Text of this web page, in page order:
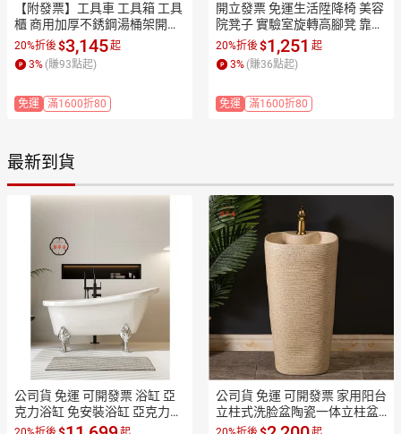
【附發票】工具車 工具箱 工具
櫃 商用加厚不銹鋼湯桶架開水
桶帶把手推車食堂餐廳保溫桶
帶滑輪支架
20%折後$3,145起
3% (賺93點起)
免運 滿1600折80
開立發票 免運生活陞降椅 美容
院凳子 實驗室旋轉高腳凳 靠背
椅 滑輪吧臺椅 轉椅 吧臺椅 高
凳子 高椅子 化妝椅 高腳椅 酒
吧椅 椅子
20%折後$1,251 起
3% (賺36點起)
免運 滿1600折80
最新到貨
公司貨 免運 可開發票 浴缸 亞
克力浴缸 免安裝浴缸 亞克力免
安裝歐式浴缸 酒店家用成人免
公司貨 免運 可開發票 家用阳台
立柱式洗脸盆陶瓷一体立柱盆
酒店洗手盆水池落地式台盆21